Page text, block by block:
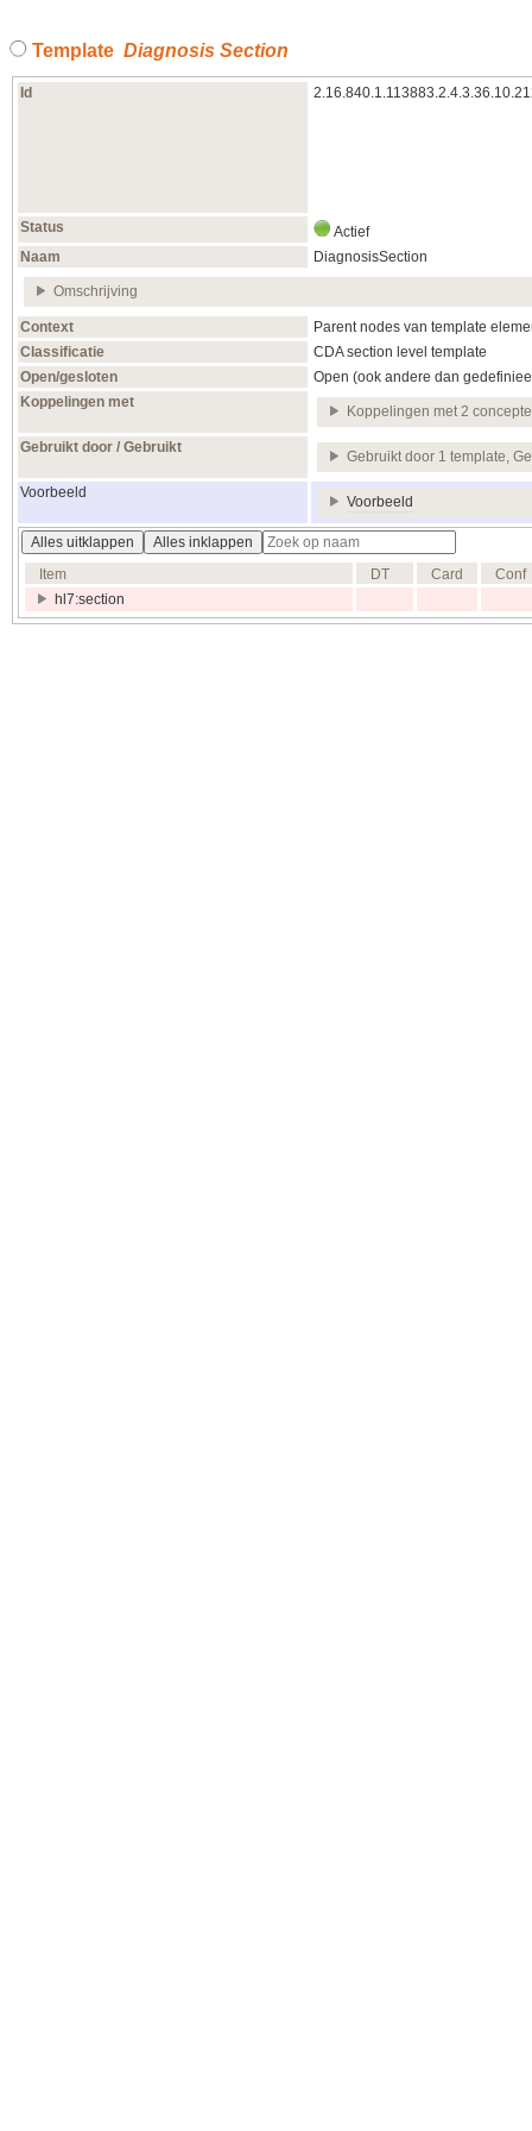
Template Diagnosis Section
Id
Status
Actief
Naam
DiagnosisSection
Omschrijving
Context
Parent nodes van template
Classificatie
CDA section level template
Open/gesloten
Open (ook andere dan
Koppelingen met
Koppelingen met 2
Gebruikt door / Gebruikt
Gebruikt door 1 template,
Voorbeeld
Voorbeeld
Alles uitklappen
Alles inklappen
Item
DT Card
Conf
hl7:section